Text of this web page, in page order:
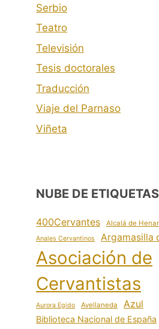
Serbio
Teatro
Televisión
Tesis doctorales
Traducción
Viaje del Parnaso
Viñeta
NUBE DE ETIQUETAS
400Cervantes Alcalá de
Anales Cervantinos Argamasilla
Asociación de
Cervantistas
Aurora Egido Avellaneda Azul
Biblioteca Nacional de España